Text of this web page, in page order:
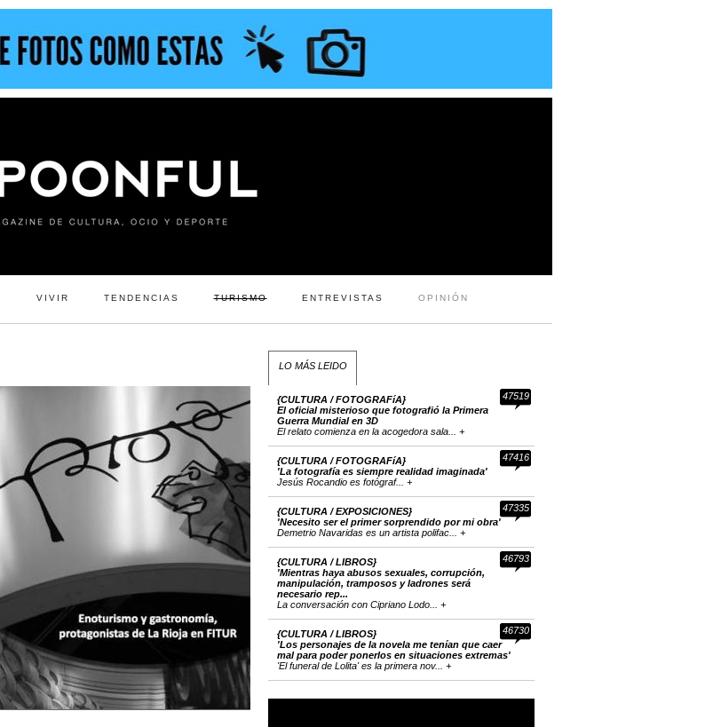
VIVIR TENDENCIAS TURISMO ENTREVISTAS OPINIÓN
LO MÁS LEIDO
47519
{CULTURA / FOTOGRAFíA}
El oficial misterioso que fotografió la Primera
Guerra Mundial en 3D
El relato comienza en la acogedora sala... +
47416
{CULTURA / FOTOGRAFíA}
'La fotografía es siempre realidad imaginada'
Jesús Rocandio es fotógraf... +
47335
{CULTURA / EXPOSICIONES}
'Necesito ser el primer sorprendido por mi obra'
Demetrio Navaridas es un artista polifac... +
46793
{CULTURA / LIBROS}
'Mientras haya abusos sexuales, corrupción,
manipulación, tramposos y ladrones será
necesario rep...
La conversación con Cipriano Lodo... +
46730
{CULTURA / LIBROS}
'Los personajes de la novela me tenían que caer
mal para poder ponerlos en situaciones extremas'
'El funeral de Lolita' es la primera nov... +